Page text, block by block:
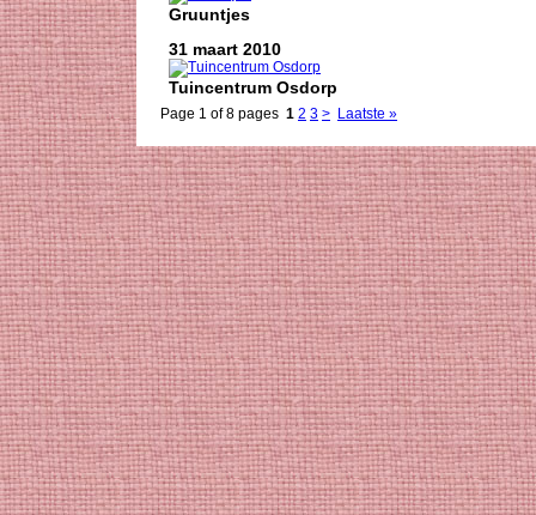
Gruuntjes
31 maart 2010
Tuincentrum Osdorp
Page 1 of 8 pages 1 2 3 > Laatste »